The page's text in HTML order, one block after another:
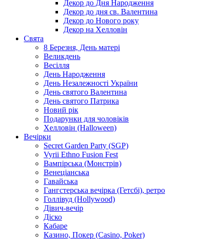
Декор до Дня Народження
Декор до дня св. Валентина
Декор до Нового року
Декор на Хелловін
Свята
8 Березня, День матері
Великдень
Весілля
День Народження
День Незалежності України
День святого Валентина
День святого Патрика
Новий рік
Подарунки для чоловіків
Хелловін (Halloween)
Вечірки
Secret Garden Party (SGP)
Vyrii Ethno Fusion Fest
Вампірська (Монстрів)
Венеціанська
Гавайська
Гангстерська вечірка (Гетсбі), ретро
Голлівуд (Hollywood)
Дівич-вечір
Діско
Кабаре
Казино, Покер (Casino, Poker)